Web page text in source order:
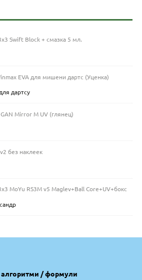
Swift Block + смазка 5 мл.
EVA для мишени дартс (Уценка)
дартсу
Mirror M UV (глянец)
без наклеек
MoYu RS3M v5 Maglev+Ball Core+UV+бокс
алгоритми / формули